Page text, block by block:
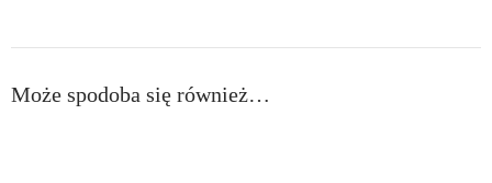
Może spodoba się również…